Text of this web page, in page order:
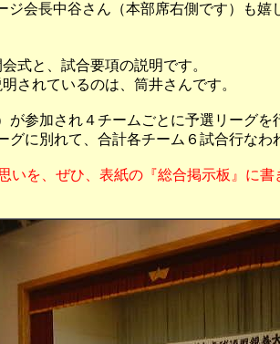
会長中谷さん（本部席右側です）も嬉
式と、試合要項の説明です。
されているのは、筒井さんです。
が参加され４チームごとに予選リーグを
グに別れて、合計各チーム６試合行なわ
いを、ぜひ、表紙の『総合掲示板』に書